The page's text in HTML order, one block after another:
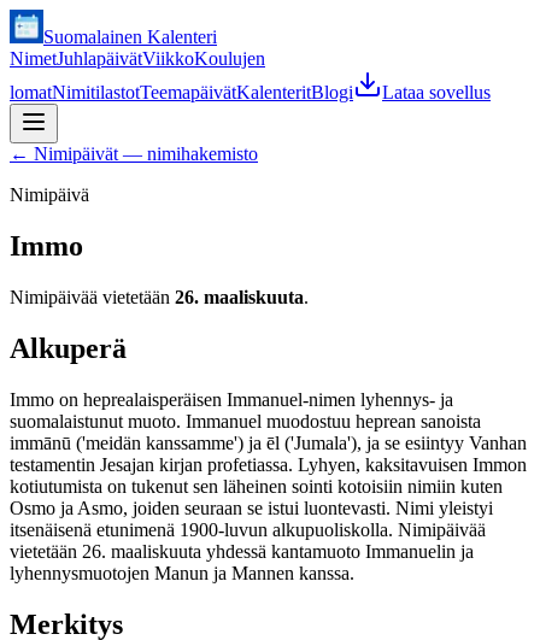
Suomalainen Kalenteri
NimetJuhlapäivätViikkoKoulujen
lomatNimitilastotTeemapäivätKalenteritBlogi Lataa sovellus
← Nimipäivät — nimihakemisto
Nimipäivä
Immo
Nimipäivää vietetään 26. maaliskuuta.
Alkuperä
Immo on heprealaisperäisen Immanuel-nimen lyhennys- ja
suomalaistunut muoto. Immanuel muodostuu heprean sanoista
immānū ('meidän kanssamme') ja ēl ('Jumala'), ja se esiintyy Vanhan
testamentin Jesajan kirjan profetiassa. Lyhyen, kaksitavuisen Immon
kotiutumista on tukenut sen läheinen sointi kotoisiin nimiin kuten
Osmo ja Asmo, joiden seuraan se istui luontevasti. Nimi yleistyi
itsenäisenä etunimenä 1900-luvun alkupuoliskolla. Nimipäivää
vietetään 26. maaliskuuta yhdessä kantamuoto Immanuelin ja
lyhennysmuotojen Manun ja Mannen kanssa.
Merkitys